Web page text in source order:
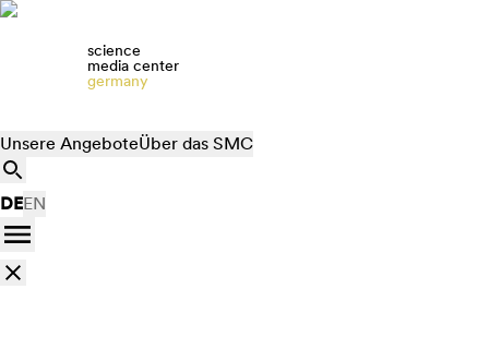
science
media center
germany
Unsere AngeboteÜber das SMC
DEEN